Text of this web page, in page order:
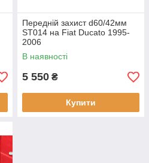
Передній захист d60/42мм
ST014 на Fiat Ducato 1995-
2006
В наявності
5 550 ₴
Купити